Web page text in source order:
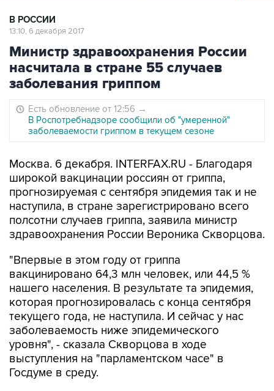
В РОССИИ
13:10, 6 декабря 2017
Министр здравоохранения России
насчитала в стране 55 случаев
заболевания гриппом
Есть обновление от 12:56 →
В Роспотребнадзоре сообщили об "умеренной"
заболеваемости гриппом в текущем сезоне
Москва. 6 декабря. INTERFAX.RU - Благодаря
широкой вакцинации россиян от гриппа,
прогнозируемая с сентября эпидемия так и не
наступила, в стране зарегистрировано всего
полсотни случаев гриппа, заявила министр
здравоохранения России Вероника Скворцова.
"Впервые в этом году от гриппа
вакцинировано 64,3 млн человек, или 44,5 %
нашего населения. В результате та эпидемия,
которая прогнозировалась с конца сентября
текущего года, не наступила. И сейчас у нас
заболеваемость ниже эпидемического
уровня", - сказала Скворцова в ходе
выступления на "парламентском часе" в
Госдуме в среду.